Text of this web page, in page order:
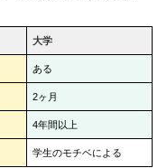
大学
ある
2ヶ月
4年間以上
学生のモチベによる